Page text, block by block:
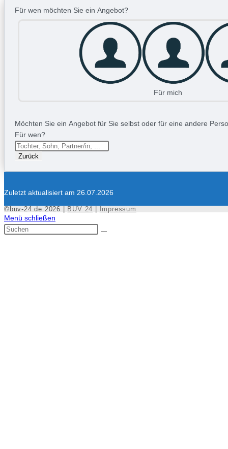
Für wen möchten Sie ein Angebot?
Für mich
Möchten Sie ein Angebot für Sie selbst oder für eine andere
Für wen?
Zurück
Zuletzt aktualisiert am 26.07.2026
©buv-24.de 2026 | BUV 24 Impressum
Menü schließen